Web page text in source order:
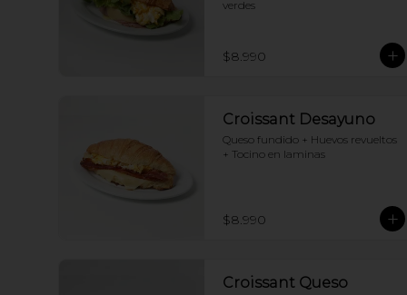
verdes
$8.990
Croissant Desayuno
Queso fundido + Huevos revueltos
+ Tocino en laminas
$8.990
Croissant Queso